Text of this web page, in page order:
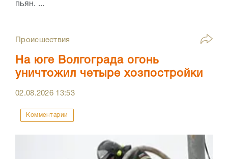
пьян. ...
Происшествия
На юге Волгограда огонь
уничтожил четыре хозпостройки
02.08.2026 13:53
Комментарии